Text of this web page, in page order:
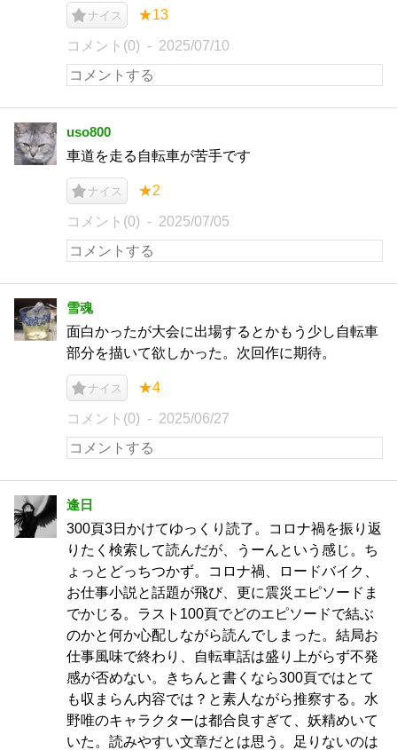
ナイス ★13
コメント(0) 2025/07/10
uso800
車道を走る自転車が苦手です
ナイス ★2
コメント(0) 2025/07/05
雪魂
面白かったが大会に出場するとかもう少し自転車
部分を描いて欲しかった。次回作に期待。
ナイス ★4
コメント(0) 2025/06/27
逢日
300頁3日かけてゆっくり読了。コロナ禍を振り返
りたく検索して読んだが、うーんという感じ。ち
ょっとどっちつかず。コロナ禍、ロードバイク、
お仕事小説と話題が飛び、更に震災エピソードま
でかじる。ラスト100頁でどのエピソードで結ぶ
のかと何か心配しながら読んでしまった。結局お
仕事風味で終わり、自転車話は盛り上がらず不発
感が否めない。きちんと書くなら300頁ではとて
も収まらん内容では？と素人ながら推察する。水
野唯のキャラクターは都合良すぎて、妖精めいて
いた。読みやすい文章だとは思う。足りないのは